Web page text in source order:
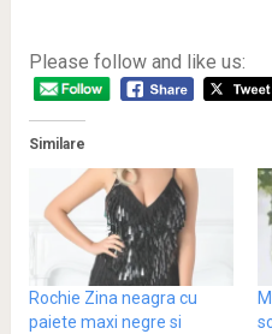
Please follow and like us:
Similare
Rochie Zina neagra cu
paiete maxi negre si